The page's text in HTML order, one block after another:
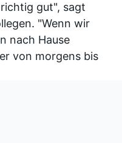
gut", sagt
"Wenn wir
nach Hause
von morgens bis